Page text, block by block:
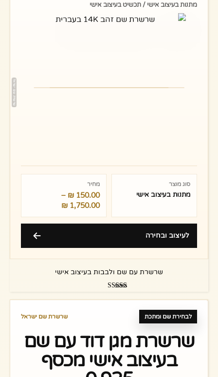
מתנות בעיצוב אישי / תכשיט בעיצוב אישי
סוג מוצר
מתנות בעיצוב אישי
מחיר
150.00
₪
–
1,750.00
₪
לעיצוב ובחירה
שרשרת עם שם ולבבות בעיצוב אישי
4.67
לבחירת שם ומתכת שרשרת שם ישראל
שרשרת מגן דוד עם שם
בעיצוב אישי מכסף